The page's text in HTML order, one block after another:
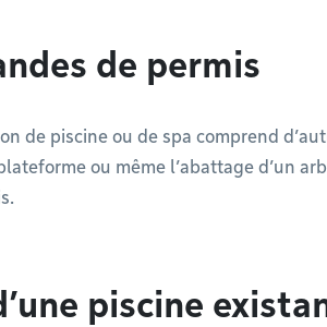
de permis
de piscine ou de spa comprend
ou même l’abattage d’un
piscine